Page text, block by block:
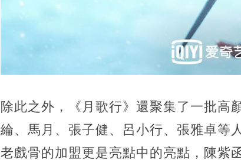
除此之外，《月歌行》還聚集了一批高
綸、馬月、張子健、呂小行、張雅卓等
老戲骨的加盟更是亮點中的亮點，陳紫